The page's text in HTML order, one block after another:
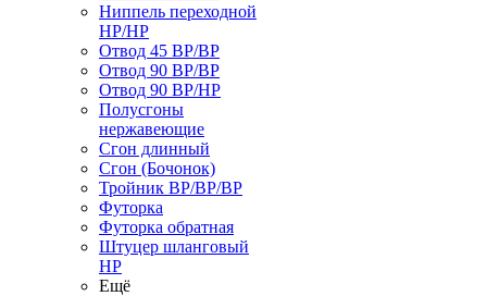
Ниппель переходной
НР/НР
Отвод 45 ВР/ВР
Отвод 90 ВР/ВР
Отвод 90 ВР/НР
Полусгоны
нержавеющие
Сгон длинный
Сгон (Бочонок)
Тройник ВР/ВР/ВР
Футорка
Футорка обратная
Штуцер шланговый
НР
Ещё